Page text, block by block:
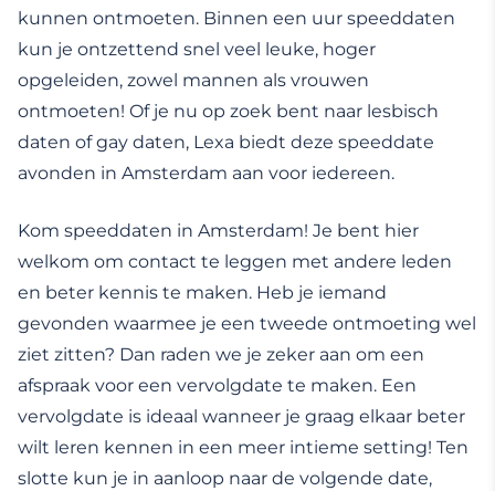
kunnen ontmoeten. Binnen een uur speeddaten
kun je ontzettend snel veel leuke, hoger
opgeleiden, zowel mannen als vrouwen
ontmoeten! Of je nu op zoek bent naar lesbisch
daten of gay daten, Lexa biedt deze speeddate
avonden in Amsterdam aan voor iedereen.
Kom speeddaten in Amsterdam! Je bent hier
welkom om contact te leggen met andere leden
en beter kennis te maken. Heb je iemand
gevonden waarmee je een tweede ontmoeting wel
ziet zitten? Dan raden we je zeker aan om een
afspraak voor een vervolgdate te maken. Een
vervolgdate is ideaal wanneer je graag elkaar beter
wilt leren kennen in een meer intieme setting! Ten
slotte kun je in aanloop naar de volgende date,